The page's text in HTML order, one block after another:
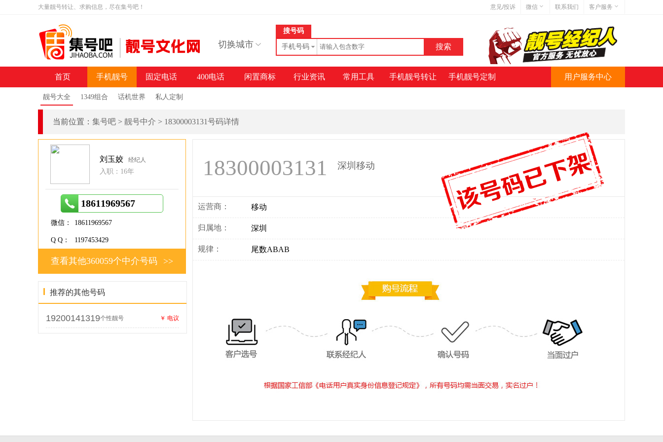
大量靓号转让、求购信息，尽在集号吧！ 意见/投诉 微信
微信号:jihaoba999
联系我们
客户服务
网站地图
网站简介
切换城市
搜号码
手机号码
首页 手机靓号
靓号大全 1349组合 话机世界 私人定制
固定电话 400电话 闲置商标 行业资讯 常用工具 手机靓号转让 手机靓号定制 用户服务中心
当前位置： 集号吧 > 靓号中介 > 18300003131号码详情
18300003131 深圳移动
运营商： 移动
归属地： 深圳
规律： 尾数ABAB
刘玉姣 经纪人
入职：16年
18611969567
微信： 18611969567
Q Q： 1197453429
>>
查看其他360059个中介号码
推荐的其他号码
19200141319个性靓号 ￥ 电议